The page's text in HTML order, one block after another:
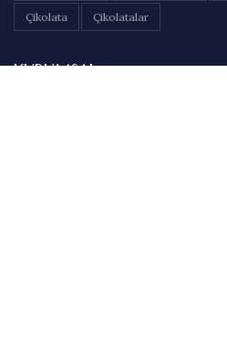
Çikolata Çikolatalar
KURUMSAL